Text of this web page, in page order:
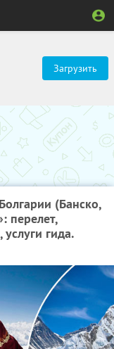
Загрузить
(Банско,
перелет,
гида.